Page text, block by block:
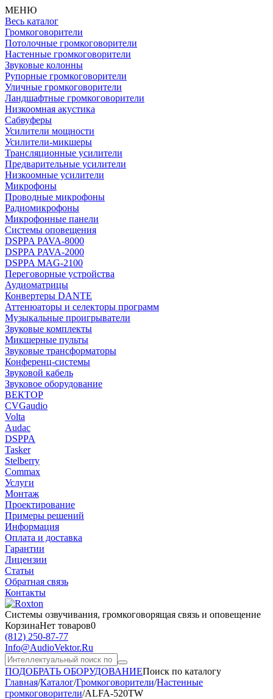
МЕНЮ
Весь каталог
Громкоговорители
Потолочные громкоговорители
Настенные громкоговорители
Звуковые колонны
Рупорные громкоговорители
Уличные громкоговорители
Ландшафтные громкоговорители
Низкоомная акустика
Сабвуферы
Усилители мощности
Усилители-микшеры
Трансляционные усилители
Предварительные усилители
Низкоомные усилители
Микрофоны
Проводные микрофоны
Радиомикрофоны
Микрофонные панели
Системы оповещения
DSPPA PAVA-8000
DSPPA PAVA-2000
DSPPA MAG-2100
Переговорные устройства
Аудиоматрицы
Конвертеры DANTE
Аттенюаторы и селекторы программ
Музыкальные проигрыватели
Звуковые комплекты
Микшерные пульты
Звуковые трансформаторы
Конференц-системы
Звуковой кабель
Звуковое оборудование
ВЕКТОР
CVGaudio
Volta
Audac
DSPPA
Tasker
Stelberry
Commax
Услуги
Монтаж
Проектирование
Примеры решений
Информация
Оплата и доставка
Гарантии
Лицензии
Статьи
Обратная связь
Контакты
Системы озвучивания, громкоговорящая связь и оповещение
КорзинаНет товаров0
(812) 250-87-77
Info@AudioVektor.Ru
ПОДОБРАТЬ ОБОРУДОВАНИЕПоиск по каталогу
Главная/Каталог/Громкоговорители/Настенные
громкоговорители/ALFA-520TW